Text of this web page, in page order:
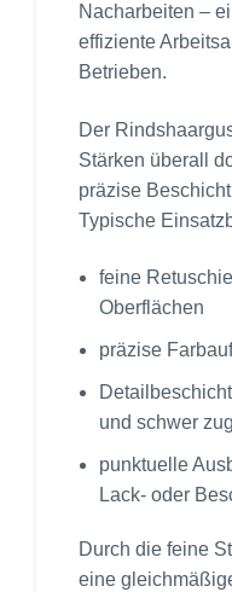
Nacharbeiten –
effiziente
Betrieben.
Der
Stärken überall
präzise
Typische
feine
Oberflächen
präzise
und schwer
punktuelle
Lack- oder
Durch die feine
eine